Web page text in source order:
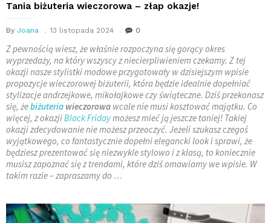
Tania biżuteria wieczorowa – złap okazje!
By Joana 13 listopada 2024 0
Z pewnością wiesz, że właśnie rozpoczyna się gorący okres
wyprzedaży, na który wszyscy z niecierpliwieniem czekamy. Z tej
okazji nasze stylistki modowe przygotowały w dzisiejszym wpisie
propozycje wieczorowej biżuterii, która będzie idealnie dopełniać
stylizacje andrzejkowe, mikołajkowe czy świąteczne. Dziś przekonasz
się, żebiżuteria wieczorowa wcale nie musi kosztować majątku. Co
więcej, z okazjiBlack Fridaymożesz mieć ją jeszcze taniej! Takiej
okazji zdecydowanie nie możesz przeoczyć. Jeżeli szukasz czegoś
wyjątkowego, co fantastycznie dopełni elegancki look i sprawi, że
będziesz prezentować się niezwykle stylowo i z klasą, to koniecznie
musisz zapoznać się z trendami, które dziś omawiamy we wpisie. W
takim razie – zapraszamy do …